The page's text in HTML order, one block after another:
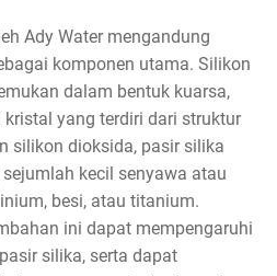
Ady Water mengandung
komponen utama. Silikon
dalam bentuk kuarsa,
yang terdiri dari struktur
silikon dioksida, pasir silika
kecil senyawa atau
besi, atau titanium.
ini dapat mempengaruhi
silika, serta dapat